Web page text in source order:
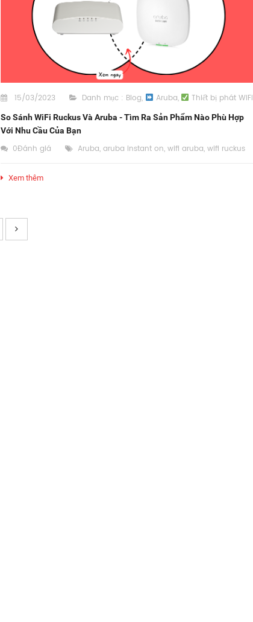
15/03/2023 Danh mục : Blog, Aruba, Thiết bị phát WiFi
So Sánh WiFi Ruckus Và Aruba - Tìm Ra Sản Phẩm Nào Phù Hợp
Với Nhu Cầu Của Bạn
0Đánh giá Aruba, aruba instant on, wifi aruba, wifi ruckus
Xem thêm